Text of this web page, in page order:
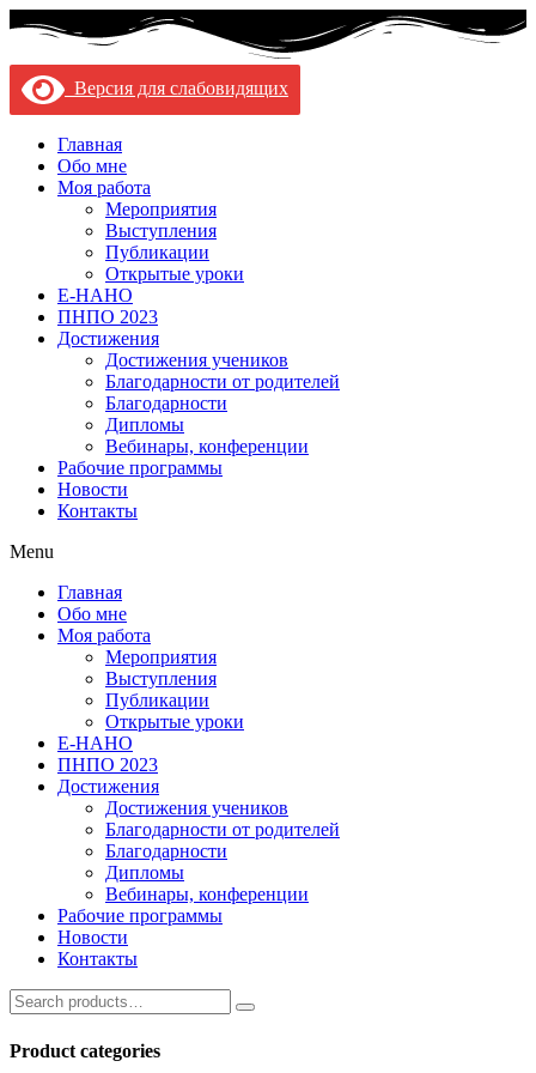
Версия для слабовидящих
Главная
Обо мне
Моя работа
Мероприятия
Выступления
Публикации
Открытые уроки
Е-НАНО
ПНПО 2023
Достижения
Достижения учеников
Благодарности от родителей
Благодарности
Дипломы
Вебинары, конференции
Рабочие программы
Новости
Контакты
Menu
Главная
Обо мне
Моя работа
Мероприятия
Выступления
Публикации
Открытые уроки
Е-НАНО
ПНПО 2023
Достижения
Достижения учеников
Благодарности от родителей
Благодарности
Дипломы
Вебинары, конференции
Рабочие программы
Новости
Контакты
Search
for:
Product categories